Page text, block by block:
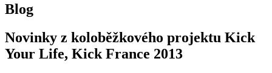
Blog
Novinky z koloběžkového projektu Kick
Your Life, Kick France 2013